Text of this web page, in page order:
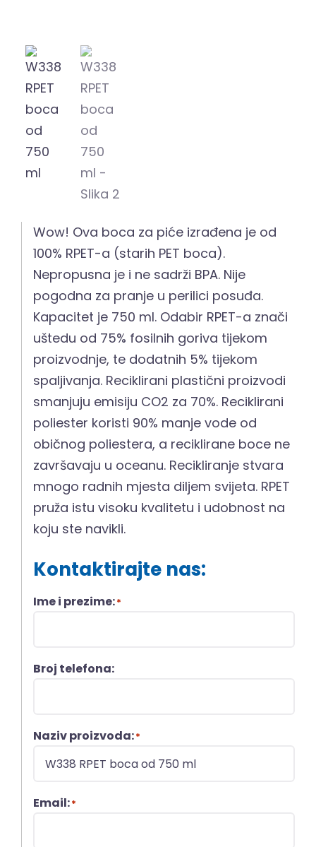
Wow! Ova boca za piće izrađena je od
100% RPET-a (starih PET boca).
Nepropusna je i ne sadrži BPA. Nije
pogodna za pranje u perilici posuđa.
Kapacitet je 750 ml. Odabir RPET-a znači
uštedu od 75% fosilnih goriva tijekom
proizvodnje, te dodatnih 5% tijekom
spaljivanja. Reciklirani plastični proizvodi
smanjuju emisiju CO2 za 70%. Reciklirani
poliester koristi 90% manje vode od
običnog poliestera, a reciklirane boce ne
završavaju u oceanu. Recikliranje stvara
mnogo radnih mjesta diljem svijeta. RPET
pruža istu visoku kvalitetu i udobnost na
koju ste navikli.
Kontaktirajte nas:
Ime i prezime:*
Broj telefona:
Naziv proizvoda:*
Email:*